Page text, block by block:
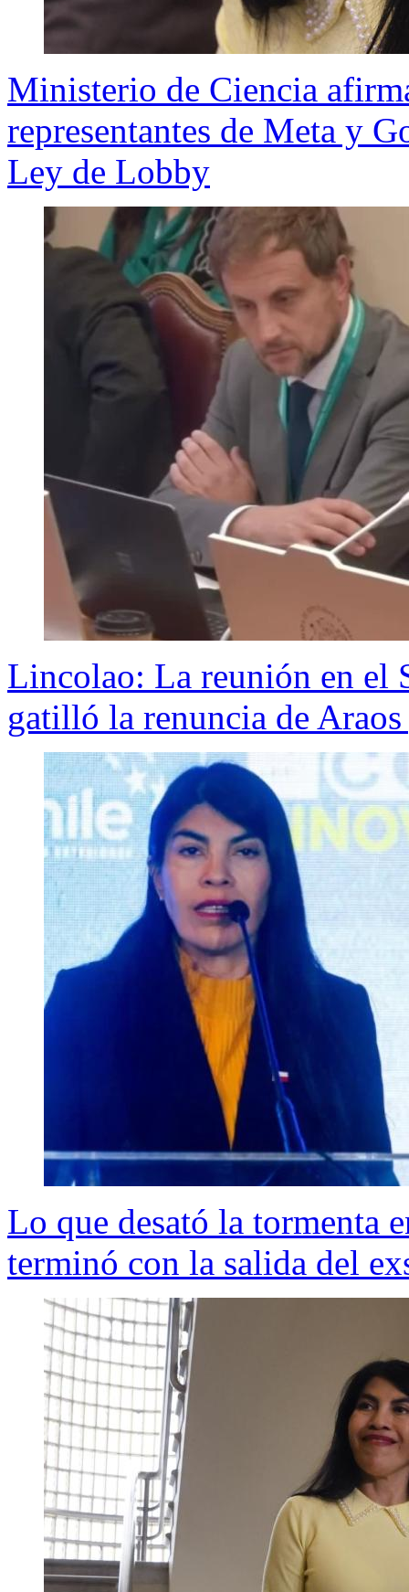
Ministerio de Ciencia
representantes de Meta y
Ley de Lobby
Lincolao: La reunión en el
gatilló la renuncia de
Lo que desató la tormenta
terminó con la salida del